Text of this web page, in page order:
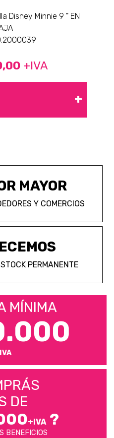
Disney Minnie 9 " EN
+IVA
+
MAYOR
Y COMERCIOS
PERMANENTE
MÍNIMA
DE
+IVA?
BENEFICIOS